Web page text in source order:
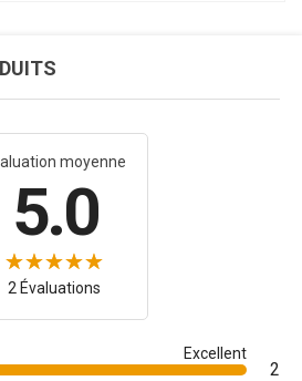
moyenne
5.0
2 Évaluations
Excellent
2